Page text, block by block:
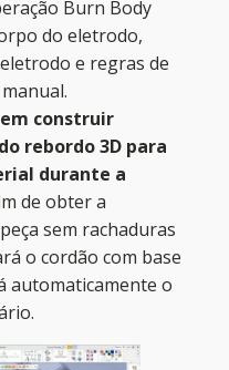
Burn Body
do eletrodo,
e regras de
construir
rebordo 3D para
durante a
de obter a
sem rachaduras
o cordão com base
automaticamente o